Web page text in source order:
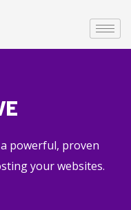
powerful, proven
your websites.